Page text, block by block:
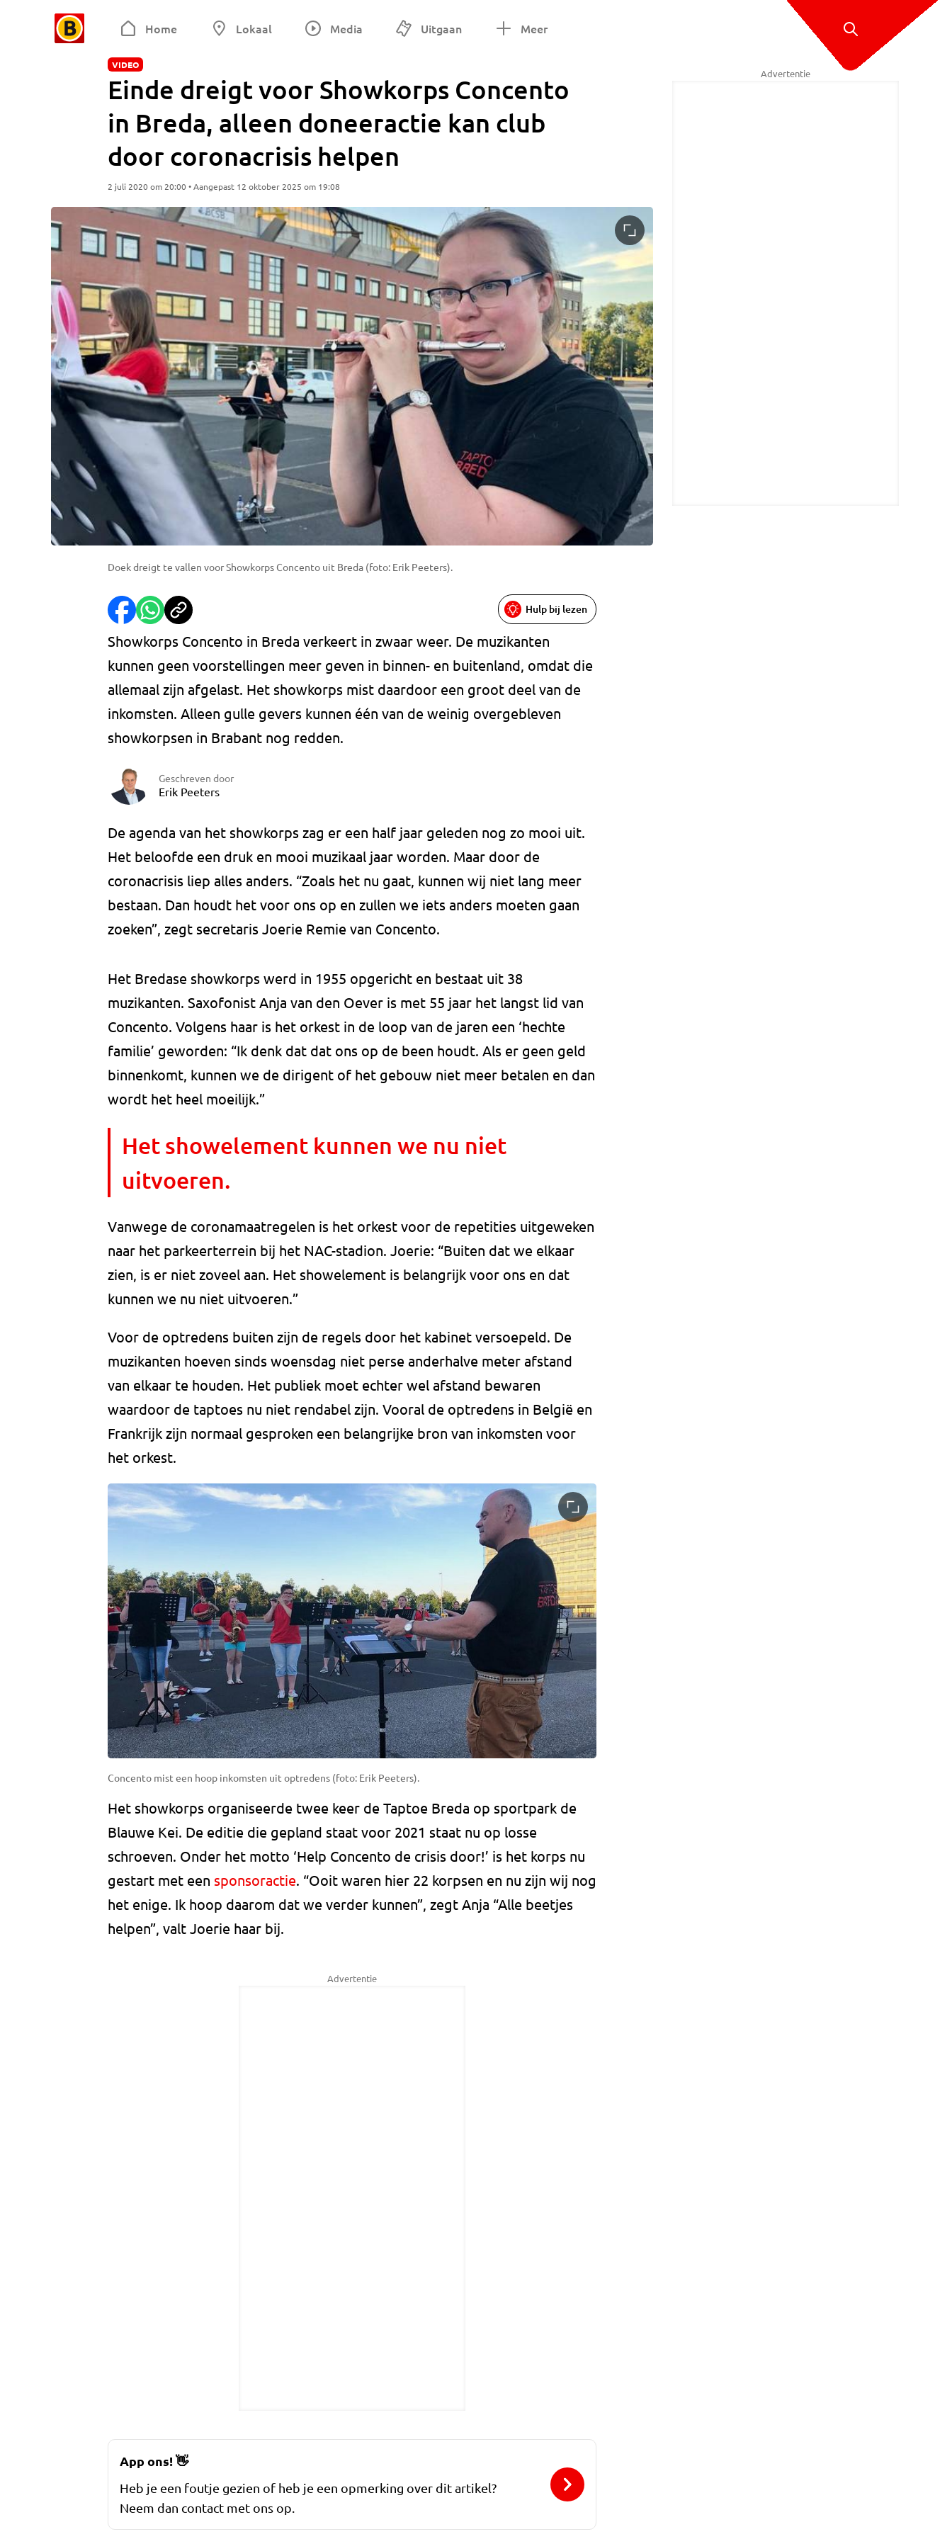
Home Lokaal Media Uitgaan Meer
VIDEO
Einde dreigt voor Showkorps Concento
in Breda, alleen doneeractie kan club
door coronacrisis helpen
2 juli 2020 om 20:00 • Aangepast 12 oktober 2025 om 19:08
Doek dreigt te vallen voor Showkorps Concento uit Breda (foto: Erik Peeters).
Hulp bij lezen
Showkorps Concento in Breda verkeert in zwaar weer. De muzikanten
kunnen geen voorstellingen meer geven in binnen- en buitenland, omdat die
allemaal zijn afgelast. Het showkorps mist daardoor een groot deel van de
inkomsten. Alleen gulle gevers kunnen één van de weinig overgebleven
showkorpsen in Brabant nog redden.
Geschreven door
Erik Peeters
De agenda van het showkorps zag er een half jaar geleden nog zo mooi uit.
Het beloofde een druk en mooi muzikaal jaar worden. Maar door de
coronacrisis liep alles anders. “Zoals het nu gaat, kunnen wij niet lang meer
bestaan. Dan houdt het voor ons op en zullen we iets anders moeten gaan
zoeken”, zegt secretaris Joerie Remie van Concento.
Het Bredase showkorps werd in 1955 opgericht en bestaat uit 38
muzikanten. Saxofonist Anja van den Oever is met 55 jaar het langst lid van
Concento. Volgens haar is het orkest in de loop van de jaren een ‘hechte
familie’ geworden: “Ik denk dat dat ons op de been houdt. Als er geen geld
binnenkomt, kunnen we de dirigent of het gebouw niet meer betalen en dan
wordt het heel moeilijk.”
Het showelement kunnen we nu niet
uitvoeren.
Vanwege de coronamaatregelen is het orkest voor de repetities uitgeweken
naar het parkeerterrein bij het NAC-stadion. Joerie: “Buiten dat we elkaar
zien, is er niet zoveel aan. Het showelement is belangrijk voor ons en dat
kunnen we nu niet uitvoeren.”
Voor de optredens buiten zijn de regels door het kabinet versoepeld. De
muzikanten hoeven sinds woensdag niet perse anderhalve meter afstand
van elkaar te houden. Het publiek moet echter wel afstand bewaren
waardoor de taptoes nu niet rendabel zijn. Vooral de optredens in België en
Frankrijk zijn normaal gesproken een belangrijke bron van inkomsten voor
het orkest.
Concento mist een hoop inkomsten uit optredens (foto: Erik Peeters).
Het showkorps organiseerde twee keer de Taptoe Breda op sportpark de
Blauwe Kei. De editie die gepland staat voor 2021 staat nu op losse
schroeven. Onder het motto ‘Help Concento de crisis door!’ is het korps nu
gestart met een sponsoractie. “Ooit waren hier 22 korpsen en nu zijn wij nog
het enige. Ik hoop daarom dat we verder kunnen”, zegt Anja “Alle beetjes
helpen”, valt Joerie haar bij.
Advertentie
Advertentie
App ons!👋
Heb je een foutje gezien of heb je een opmerking over dit artikel?
Neem dan contact met ons op.